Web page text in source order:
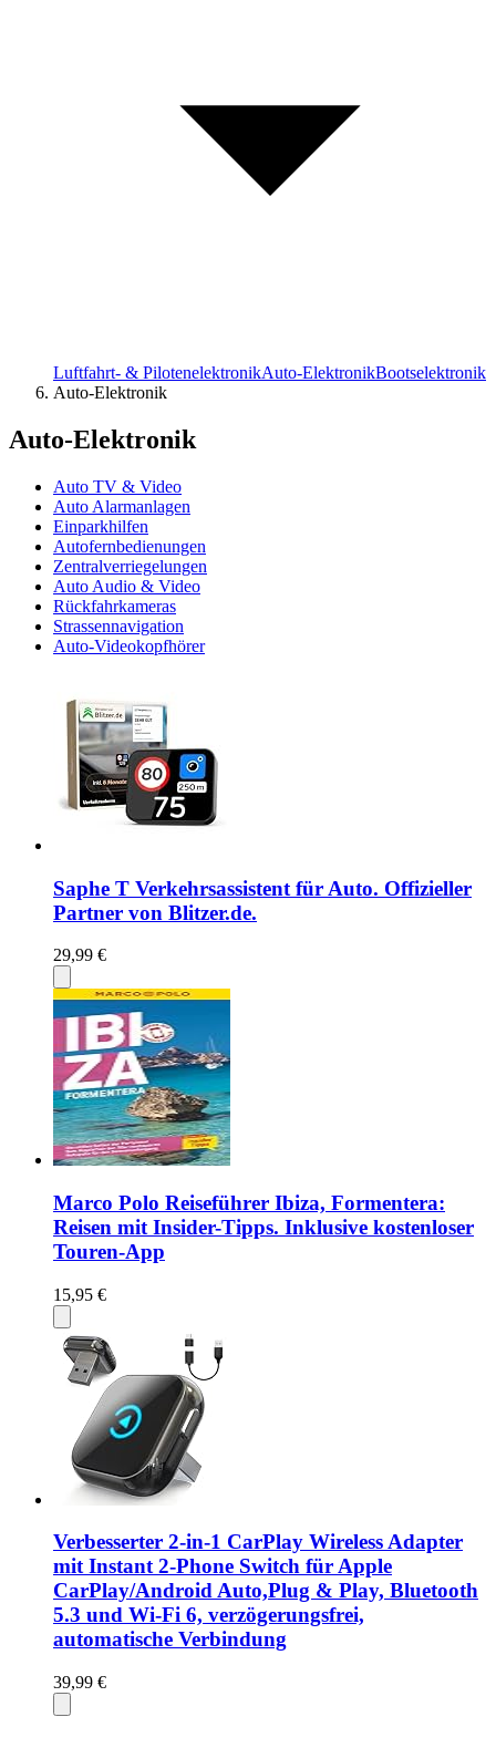
Luftfahrt- & PilotenelektronikAuto-ElektronikBootselektronik
Auto-Elektronik
Auto-Elektronik
Auto TV & Video
Auto Alarmanlagen
Einparkhilfen
Autofernbedienungen
Zentralverriegelungen
Auto Audio & Video
Rückfahrkameras
Strassennavigation
Auto-Videokopfhörer
Saphe T Verkehrsassistent für Auto. Offizieller
Partner von Blitzer.de.
29,99 €
Marco Polo Reiseführer Ibiza, Formentera:
Reisen mit Insider-Tipps. Inklusive kostenloser
Touren-App
15,95 €
Verbesserter 2-in-1 CarPlay Wireless Adapter
mit Instant 2-Phone Switch für Apple
CarPlay/Android Auto,Plug & Play, Bluetooth
5.3 und Wi-Fi 6, verzögerungsfrei,
automatische Verbindung
39,99 €